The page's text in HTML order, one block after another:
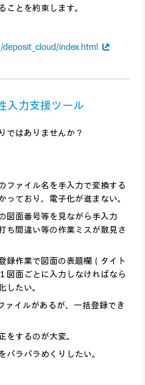
ことを約束します。
index.html
入力支援ツール
ではありませんか？
ファイル名を手入力で変換する
っており、電子化が進まない。
図面番号等を見ながら手入力
間違い等の作業ミスが散見さ
録作業で図面の表題欄（タイト
図面ごとに入力しなければなら
したい。
ァイルがあるが、一括登録でき
をするのが大変。
パラパラめくりしたい。